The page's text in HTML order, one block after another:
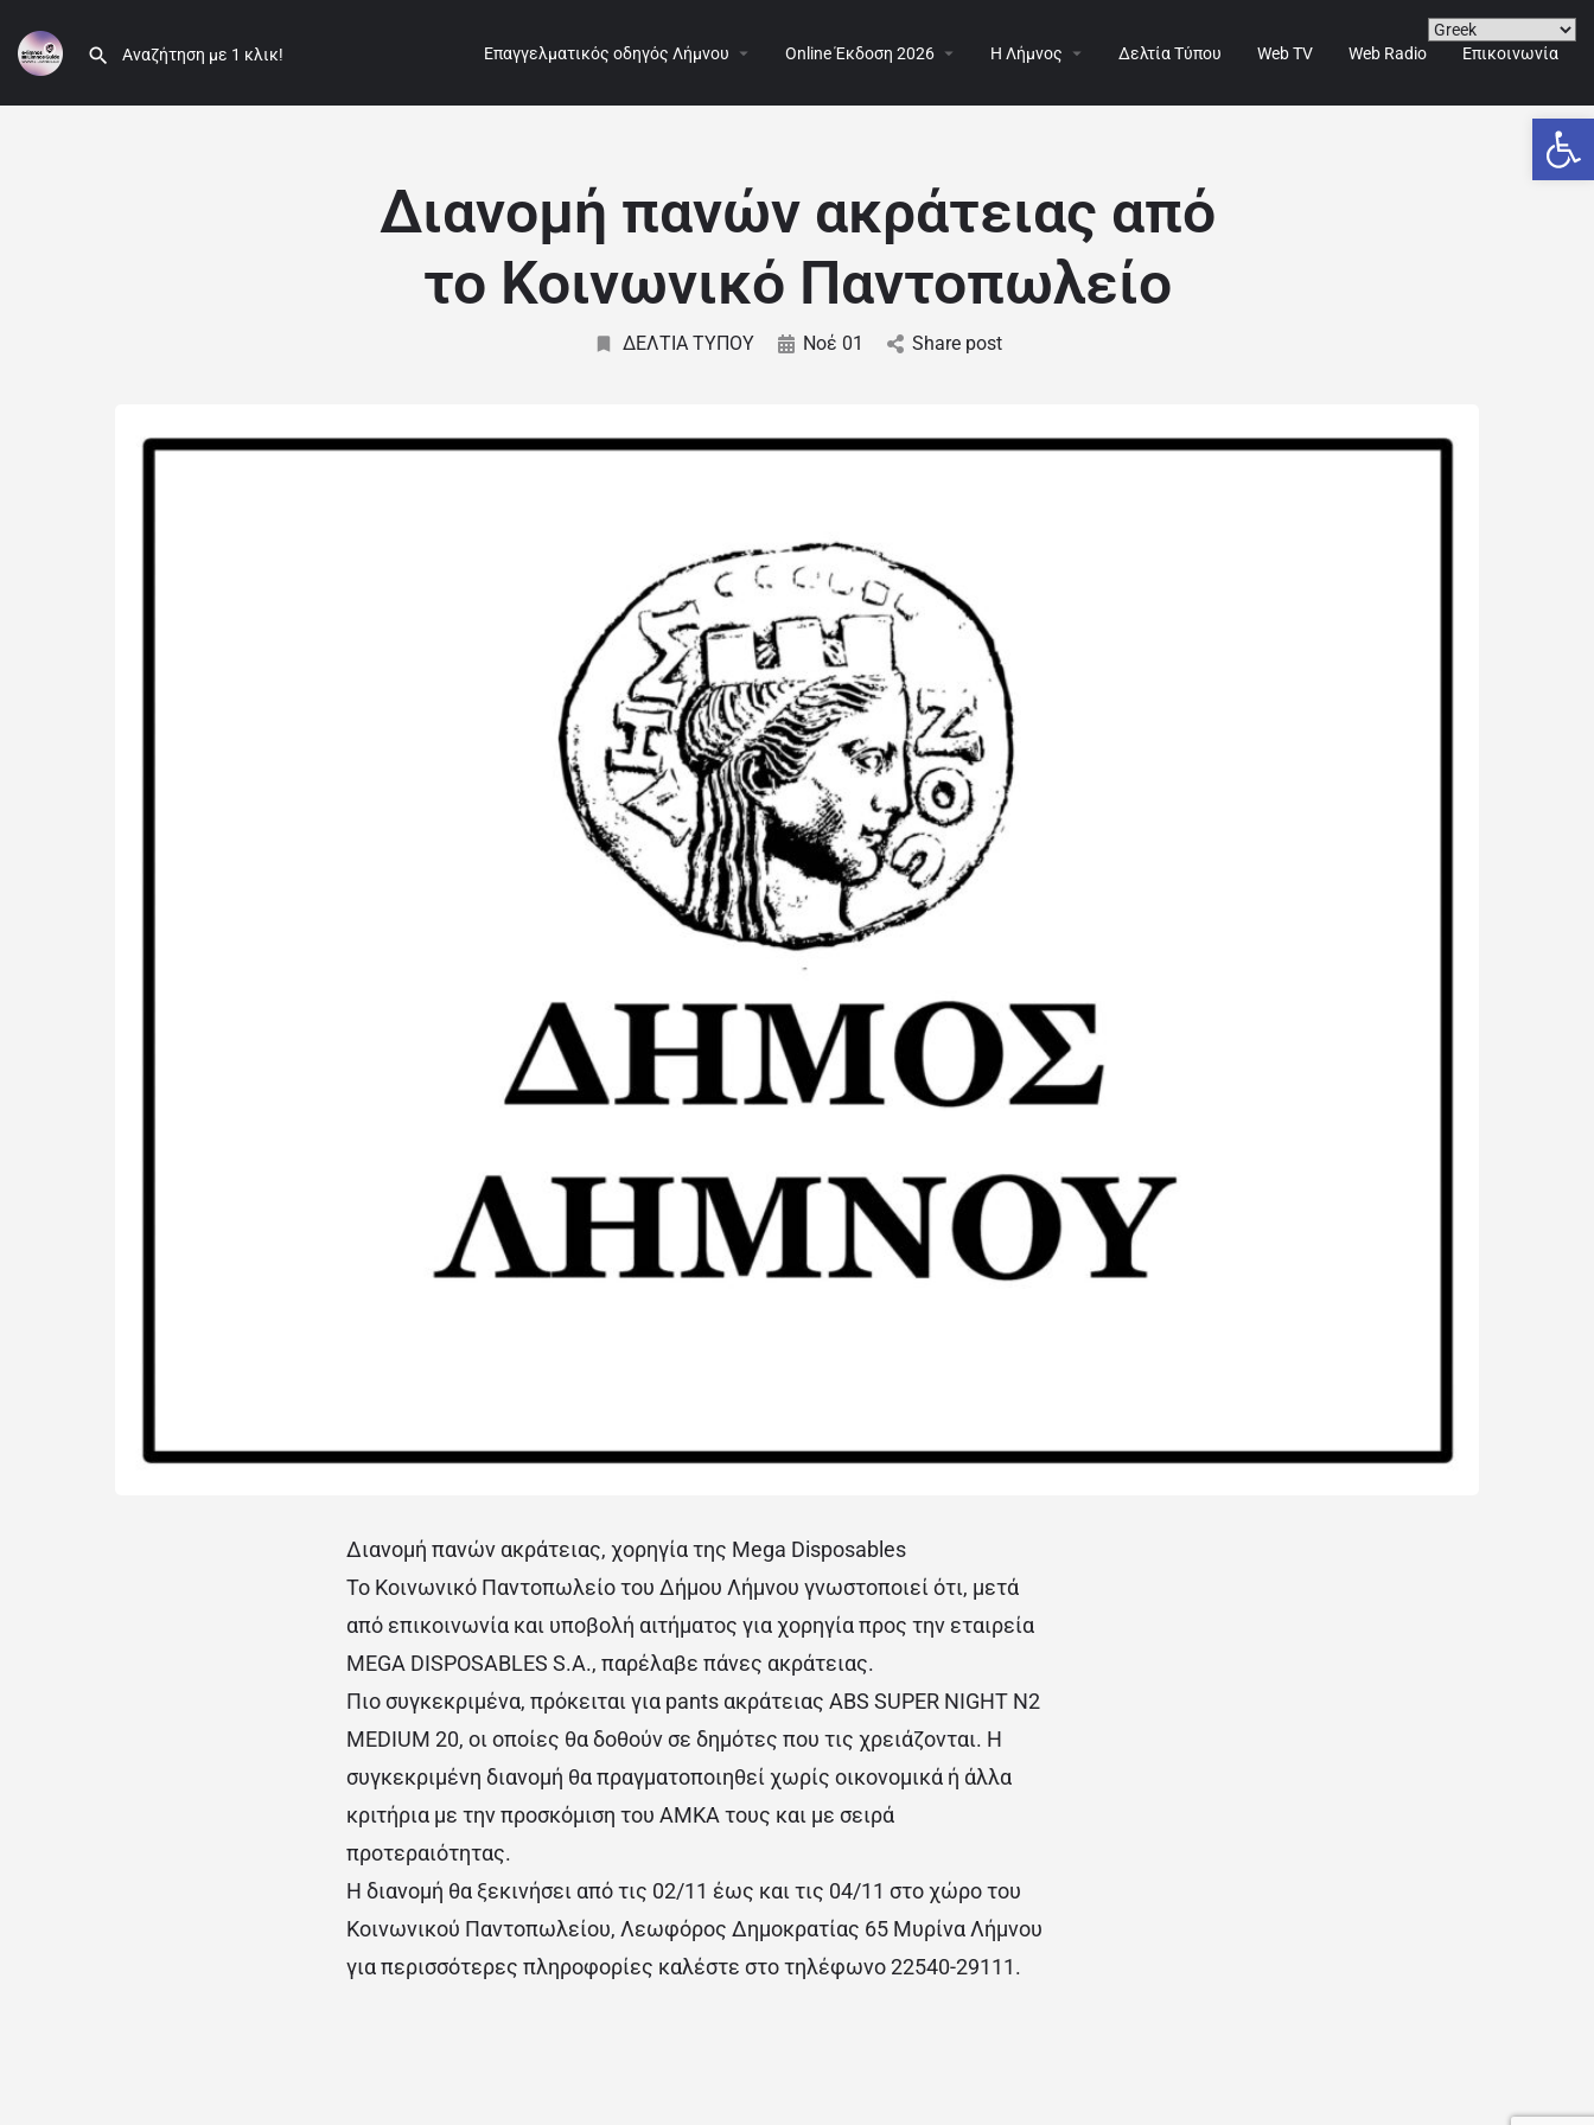
Επαγγελματικός οδηγός Λήμνου Online Έκδοση 2026 Η Λήμνος Δελτία Τύπου Web TV Web Radio Επικοινωνία
Διανομή πανών ακράτειας από
το Κοινωνικό Παντοπωλείο
ΔΕΛΤΙΑ ΤΥΠΟΥ Νοέ 01 Share post
Διανομή πανών ακράτειας, χορηγία της Mega Disposables
Το Κοινωνικό Παντοπωλείο του Δήμου Λήμνου γνωστοποιεί ότι, μετά
από επικοινωνία και υποβολή αιτήματος για χορηγία προς την εταιρεία
MEGA DISPOSABLES S.A., παρέλαβε πάνες ακράτειας.
Πιο συγκεκριμένα, πρόκειται για pants ακράτειας ABS SUPER NIGHT N2
MEDIUM 20, οι οποίες θα δοθούν σε δημότες που τις χρειάζονται. Η
συγκεκριμένη διανομή θα πραγματοποιηθεί χωρίς οικονομικά ή άλλα
κριτήρια με την προσκόμιση του ΑΜΚΑ τους και με σειρά
προτεραιότητας.
Η διανομή θα ξεκινήσει από τις 02/11 έως και τις 04/11 στο χώρο του
Κοινωνικού Παντοπωλείου, Λεωφόρος Δημοκρατίας 65 Μυρίνα Λήμνου
για περισσότερες πληροφορίες καλέστε στο τηλέφωνο 22540-29111.